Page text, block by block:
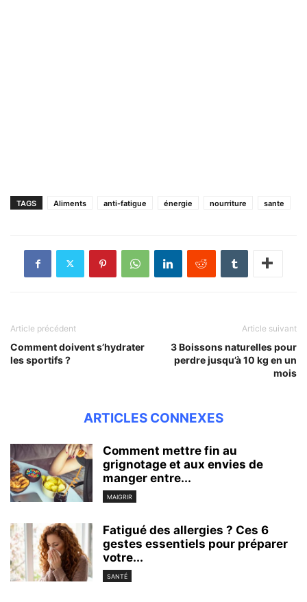
TAGS Aliments anti-fatigue énergie nourriture sante
Article précédent
Comment doivent s’hydrater
les sportifs ?
Article suivant
3 Boissons naturelles pour
perdre jusqu’à 10 kg en un
mois
ARTICLES CONNEXES
Comment mettre fin au
grignotage et aux envies de
manger entre...
MAIGRIR
Fatigué des allergies ? Ces 6
gestes essentiels pour préparer
votre...
SANTÉ